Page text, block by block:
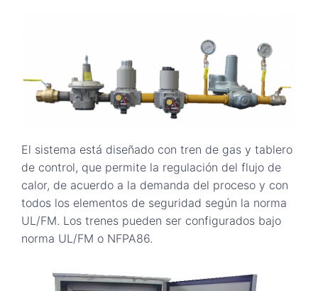
El sistema está diseñado con tren de gas y tablero
de control, que permite la regulación del flujo de
calor, de acuerdo a la demanda del proceso y con
todos los elementos de seguridad según la norma
UL/FM. Los trenes pueden ser configurados bajo
norma UL/FM o NFPA86.